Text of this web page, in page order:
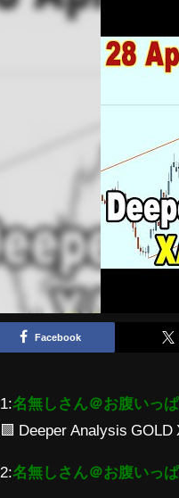
Facebook
1:名無しさん＠お腹いっ
🟩 Deeper Analysis GOLD
2:名無しさん＠お腹いっ